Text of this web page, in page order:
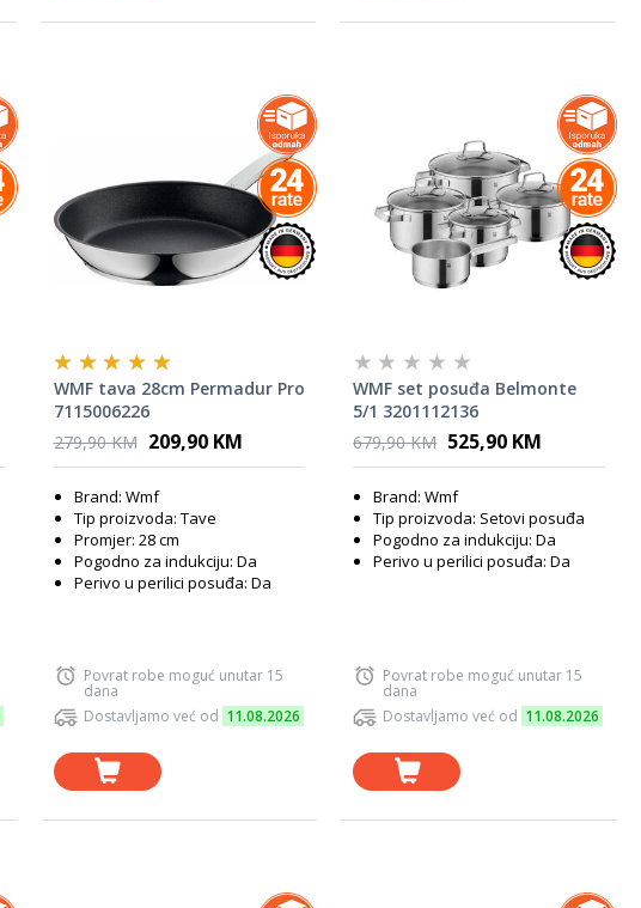
WMF tava 28cm Permadur Pro
7115006226
279,90 KM 209,90 KM
Brand: Wmf
Tip proizvoda: Tave
Promjer: 28 cm
Pogodno za indukciju: Da
Perivo u perilici posuđa: Da
Povrat robe moguć unutar 15
dana
Dostavljamo već od 11.08.2026
WMF set posuđa Belmonte
5/1 3201112136
679,90 KM 525,90 KM
Brand: Wmf
Tip proizvoda: Setovi posuđa
Pogodno za indukciju: Da
Perivo u perilici posuđa: Da
Povrat robe moguć unutar 15
dana
Dostavljamo već od 11.08.2026